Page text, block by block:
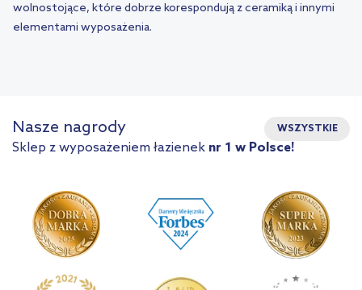
wolnostojące, które dobrze korespondują z ceramiką i innymi
elementami wyposażenia.
Nasze nagrody WSZYSTKIE
Sklep z wyposażeniem łazienek nr 1 w Polsce!